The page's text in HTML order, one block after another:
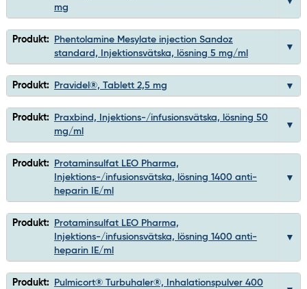
mg
Produkt:
Phentolamine Mesylate injection Sandoz
standard, Injektionsvätska, lösning 5 mg/ml
Produkt: Pravidel®, Tablett 2,5 mg
Produkt:
Praxbind, Injektions-/infusionsvätska, lösning 50
mg/ml
Produkt:
Protaminsulfat LEO Pharma,
Injektions-/infusionsvätska, lösning 1400 anti-
heparin IE/ml
Produkt:
Protaminsulfat LEO Pharma,
Injektions-/infusionsvätska, lösning 1400 anti-
heparin IE/ml
Produkt:
Pulmicort® Turbuhaler®, Inhalationspulver 400